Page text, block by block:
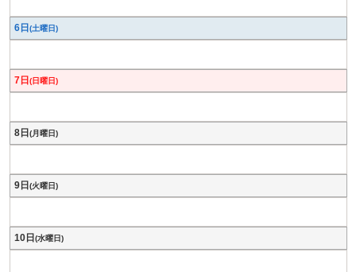
6日 (土曜日)
7日 (日曜日)
8日 (月曜日)
9日 (火曜日)
10日 (水曜日)